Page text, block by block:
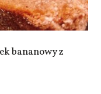
bananowy z